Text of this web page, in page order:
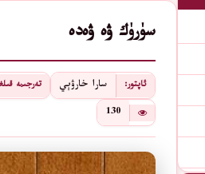
سۈرۈﻙ ۋە ۋەدە
ئاپتور: ﺳﺎﺭﺍ ﺧﺎﺭﯞﯦﻲ تەرجىمە
130